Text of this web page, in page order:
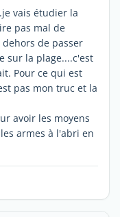
vais étudier la
pas mal de
de passer
sur la plage....c'est
Pour ce qui est
pas mon truc et la
avoir les moyens
armes à l'abri en